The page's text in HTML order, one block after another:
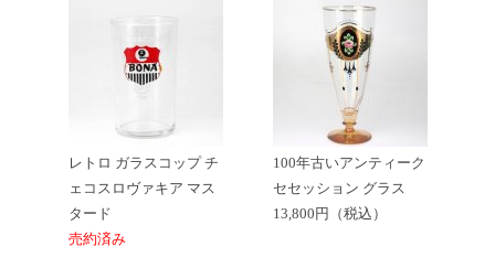
レトロ ガラスコップ チ
ェコスロヴァキア マス
タード
売約済み
100年古いアンティーク
セセッション グラス
13,800円（税込）